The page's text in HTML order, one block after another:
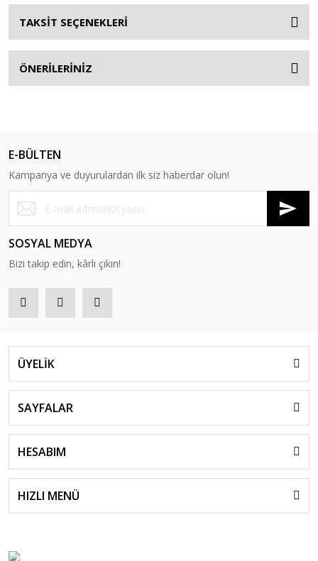
TAKSİT SEÇENEKLERİ
ÖNERİLERİNİZ
E-BÜLTEN
Kampanya ve duyurulardan ilk siz haberdar olun!
SOSYAL MEDYA
Bizi takip edin, kârlı çıkın!
ÜYELİK
SAYFALAR
HESABIM
HIZLI MENÜ